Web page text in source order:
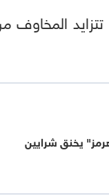
تتزايد
يخنق شرايين